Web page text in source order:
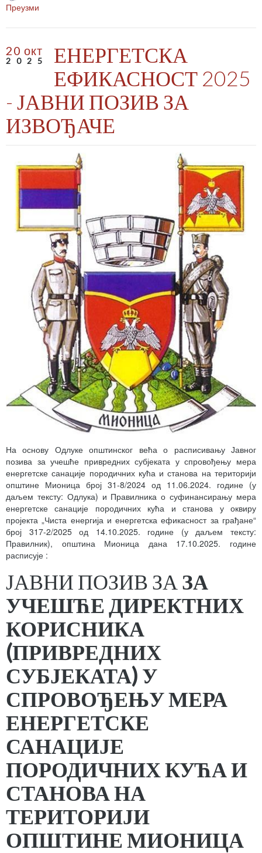
Преузми
20 окт
2025
ЕНЕРГЕТСКА
ЕФИКАСНОСТ 2025
- ЈАВНИ ПОЗИВ ЗА
ИЗВОЂАЧЕ
На основу Одлуке општинског већа о расписивању Јавног
позива за учешће привредних субјеката у спровођењу мера
енергетске санације породичних кућа и станова на територији
општине Мионица број 31-8/2024 од 11.06.2024. године (у
даљем тексту: Одлука) и Правилника о суфинансирању мера
енергетске санације породичних кућа и станова у оквиру
пројекта „Чиста енергија и енергетска ефикасност за грађане“
број 317-2/2025 од 14.10.2025. године (у даљем тексту:
Правилник), општина Мионица дана 17.10.2025. године
расписује :
ЈАВНИ ПОЗИВ ЗА ЗА
УЧЕШЋЕ ДИРЕКТНИХ
КОРИСНИКА
(ПРИВРЕДНИХ
СУБЈЕКАТА) У
СПРОВОЂЕЊУ МЕРА
ЕНЕРГЕТСКЕ
САНАЦИЈЕ
ПОРОДИЧНИХ КУЋА И
СТАНОВА НА
ТЕРИТОРИЈИ
ОПШТИНЕМИОНИЦА